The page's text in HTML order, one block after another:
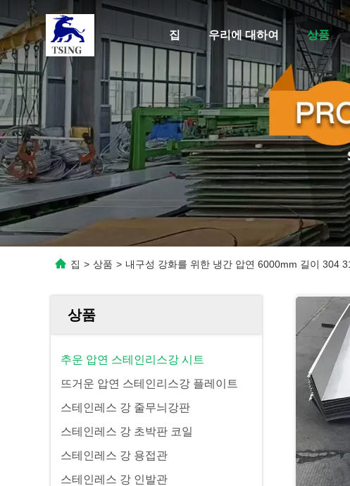
집 우리에 대하여 상품
집 > 상품 > 내구성 강화를 위한 냉간 압연 6000mm 길이 304
상품
추운 압연 스테인리스강 시트
뜨거운 압연 스테인리스강 플레이트
스테인레스 강 줄무늬강판
스테인레스 강 초박판 코일
스테인레스 강 용접관
스테인레스 강 인발관